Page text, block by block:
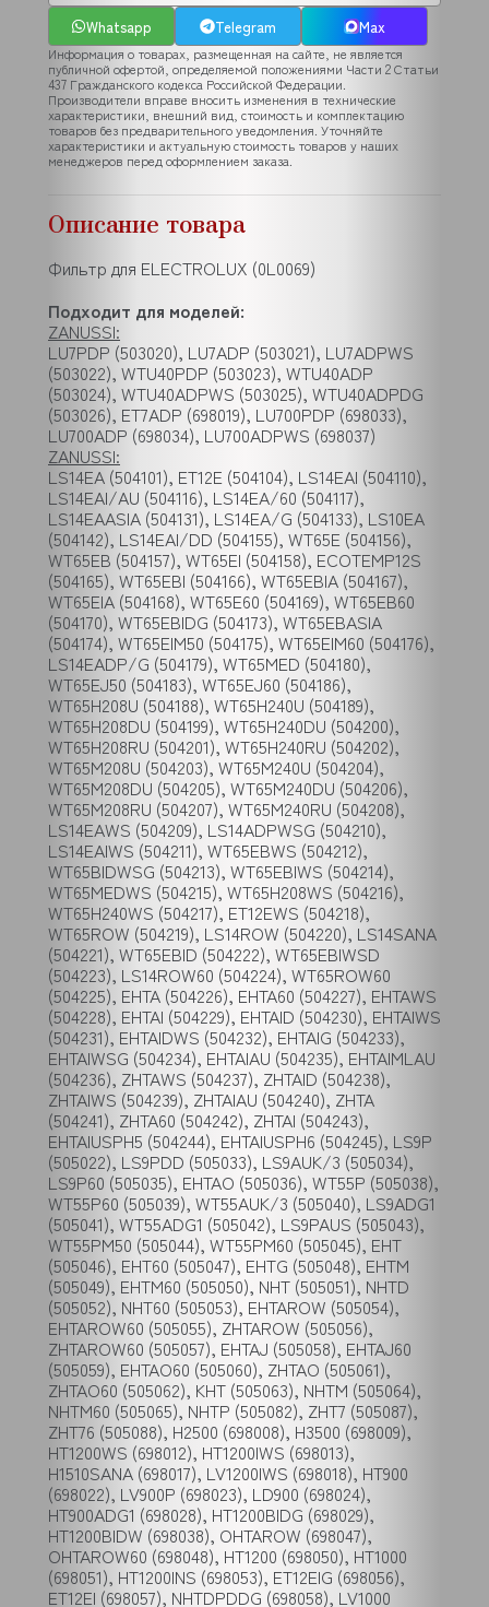
Whatsapp
Telegram Max
Информация о товарах, размещенная на сайте, не является
публичной офертой, определяемой положениями Части 2 Статьи
437 Гражданского кодекса Российской Федерации.
Производители вправе вносить изменения в технические
характеристики, внешний вид, стоимость и комплектацию
товаров без предварительного уведомления. Уточняйте
характеристики и актуальную стоимость товаров у наших
менеджеров перед оформлением заказа.
Описание товара
Фильтр для ELECTROLUX (0L0069)
Подходит для моделей:
ZANUSSI:
LU7PDP (503020), LU7ADP (503021), LU7ADPWS
(503022), WTU40PDP (503023), WTU40ADP
(503024), WTU40ADPWS (503025), WTU40ADPDG
(503026), ET7ADP (698019), LU700PDP (698033),
LU700ADP (698034), LU700ADPWS (698037)
ZANUSSI:
LS14EA (504101), ET12E (504104), LS14EAI (504110),
LS14EAI/AU (504116), LS14EA/60 (504117),
LS14EAASIA (504131), LS14EA/G (504133), LS10EA
(504142), LS14EAI/DD (504155), WT65E (504156),
WT65EB (504157), WT65EI (504158), ECOTEMP12S
(504165), WT65EBI (504166), WT65EBIA (504167),
WT65EIA (504168), WT65E60 (504169), WT65EB60
(504170), WT65EBIDG (504173), WT65EBASIA
(504174), WT65EIM50 (504175), WT65EIM60 (504176),
LS14EADP/G (504179), WT65MED (504180),
WT65EJ50 (504183), WT65EJ60 (504186),
WT65H208U (504188), WT65H240U (504189),
WT65H208DU (504199), WT65H240DU (504200),
WT65H208RU (504201), WT65H240RU (504202),
WT65M208U (504203), WT65M240U (504204),
WT65M208DU (504205), WT65M240DU (504206),
WT65M208RU (504207), WT65M240RU (504208),
LS14EAWS (504209), LS14ADPWSG (504210),
LS14EAIWS (504211), WT65EBWS (504212),
WT65BIDWSG (504213), WT65EBIWS (504214),
WT65MEDWS (504215), WT65H208WS (504216),
WT65H240WS (504217), ET12EWS (504218),
WT65ROW (504219), LS14ROW (504220), LS14SANA
(504221), WT65EBID (504222), WT65EBIWSD
(504223), LS14ROW60 (504224), WT65ROW60
(504225), EHTA (504226), EHTA60 (504227), EHTAWS
(504228), EHTAI (504229), EHTAID (504230), EHTAIWS
(504231), EHTAIDWS (504232), EHTAIG (504233),
EHTAIWSG (504234), EHTAIAU (504235), EHTAIMLAU
(504236), ZHTAWS (504237), ZHTAID (504238),
ZHTAIWS (504239), ZHTAIAU (504240), ZHTA
(504241), ZHTA60 (504242), ZHTAI (504243),
EHTAIUSPH5 (504244), EHTAIUSPH6 (504245), LS9P
(505022), LS9PDD (505033), LS9AUK/3 (505034),
LS9P60 (505035), EHTAO (505036), WT55P (505038),
WT55P60 (505039), WT55AUK/3 (505040), LS9ADG1
(505041), WT55ADG1 (505042), LS9PAUS (505043),
WT55PM50 (505044), WT55PM60 (505045), EHT
(505046), EHT60 (505047), EHTG (505048), EHTM
(505049), EHTM60 (505050), NHT (505051), NHTD
(505052), NHT60 (505053), EHTAROW (505054),
EHTAROW60 (505055), ZHTAROW (505056),
ZHTAROW60 (505057), EHTAJ (505058), EHTAJ60
(505059), EHTAO60 (505060), ZHTAO (505061),
ZHTAO60 (505062), KHT (505063), NHTM (505064),
NHTM60 (505065), NHTP (505082), ZHT7 (505087),
ZHT76 (505088), H2500 (698008), H3500 (698009),
HT1200WS (698012), HT1200IWS (698013),
H1510SANA (698017), LV1200IWS (698018), HT900
(698022), LV900P (698023), LD900 (698024),
HT900ADG1 (698028), HT1200BIDG (698029),
HT1200BIDW (698038), OHTAROW (698047),
OHTAROW60 (698048), HT1200 (698050), HT1000
(698051), HT1200INS (698053), ET12EIG (698056),
ET12EI (698057), NHTDPDDG (698058), LV1000